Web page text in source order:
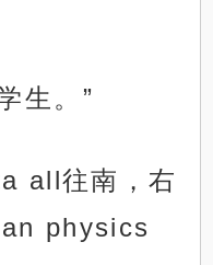
生。”
all往南，右
physics